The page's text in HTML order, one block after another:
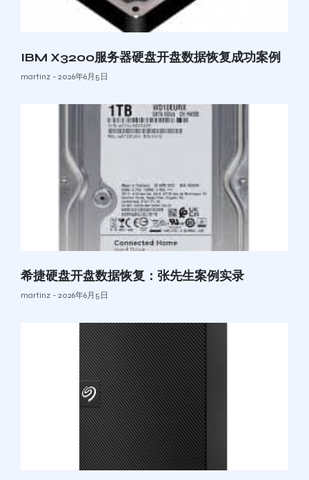
IBM X3200服务器硬盘开盘数据恢复成功案例
martinz 2026年6月5日
希捷硬盘开盘数据恢复：张先生案例实录
martinz 2026年6月5日